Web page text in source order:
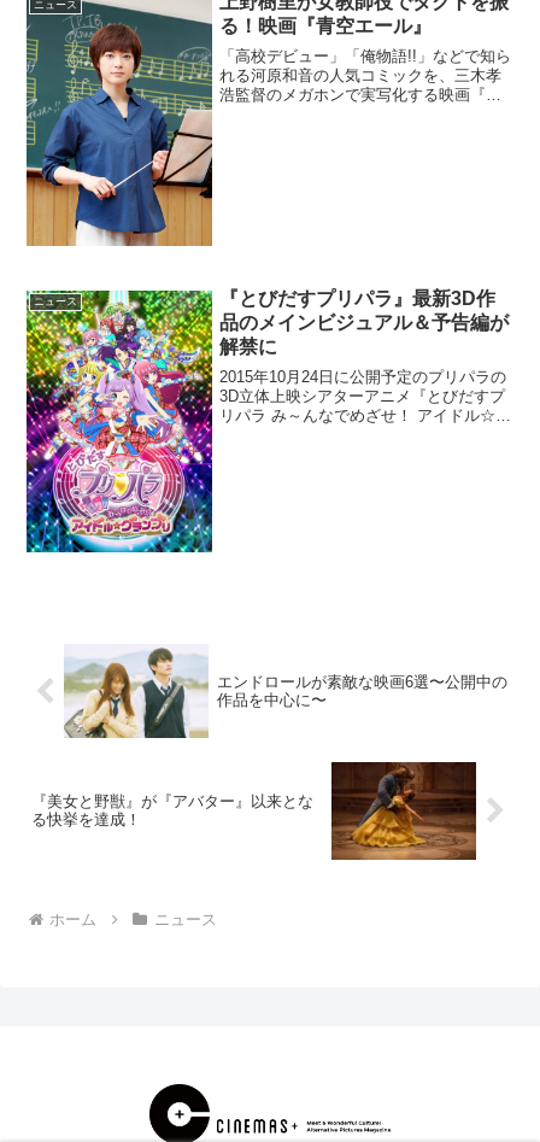
事件・事故現場に...
ニュース
る！映画『青空エール』
「高校デビュー」「俺物語!!」などで知ら
れる河原和音の人気コミックを、三木孝
浩監督のメガホンで実写化する映画『青
ニュース
『とびだすプリパラ』最新3D作
品のメインビジュアル＆予告編が
解禁に
2015年10月24日に公開予定のプリパラの
3D立体上映シアターアニメ『とびだすプ
リパラ み～んなでめざせ！ アイドル☆グ
エンドロールが素敵な映画6選〜公開中の
作品を中心に〜
『美女と野獣』が『アバター』以来とな
る快挙を達成！
ホーム ニュース